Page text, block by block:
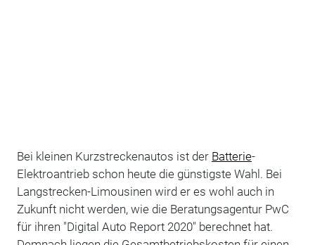
Bei kleinen Kurzstreckenautos ist der Batterie-
Elektroantrieb schon heute die günstigste Wahl. Bei
Langstrecken-Limousinen wird er es wohl auch in
Zukunft nicht werden, wie die Beratungsagentur PwC
für ihren "Digital Auto Report 2020" berechnet hat.